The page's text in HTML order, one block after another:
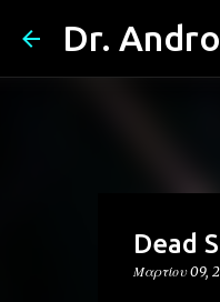
Dr.
Dead
Μαρτίου 09,